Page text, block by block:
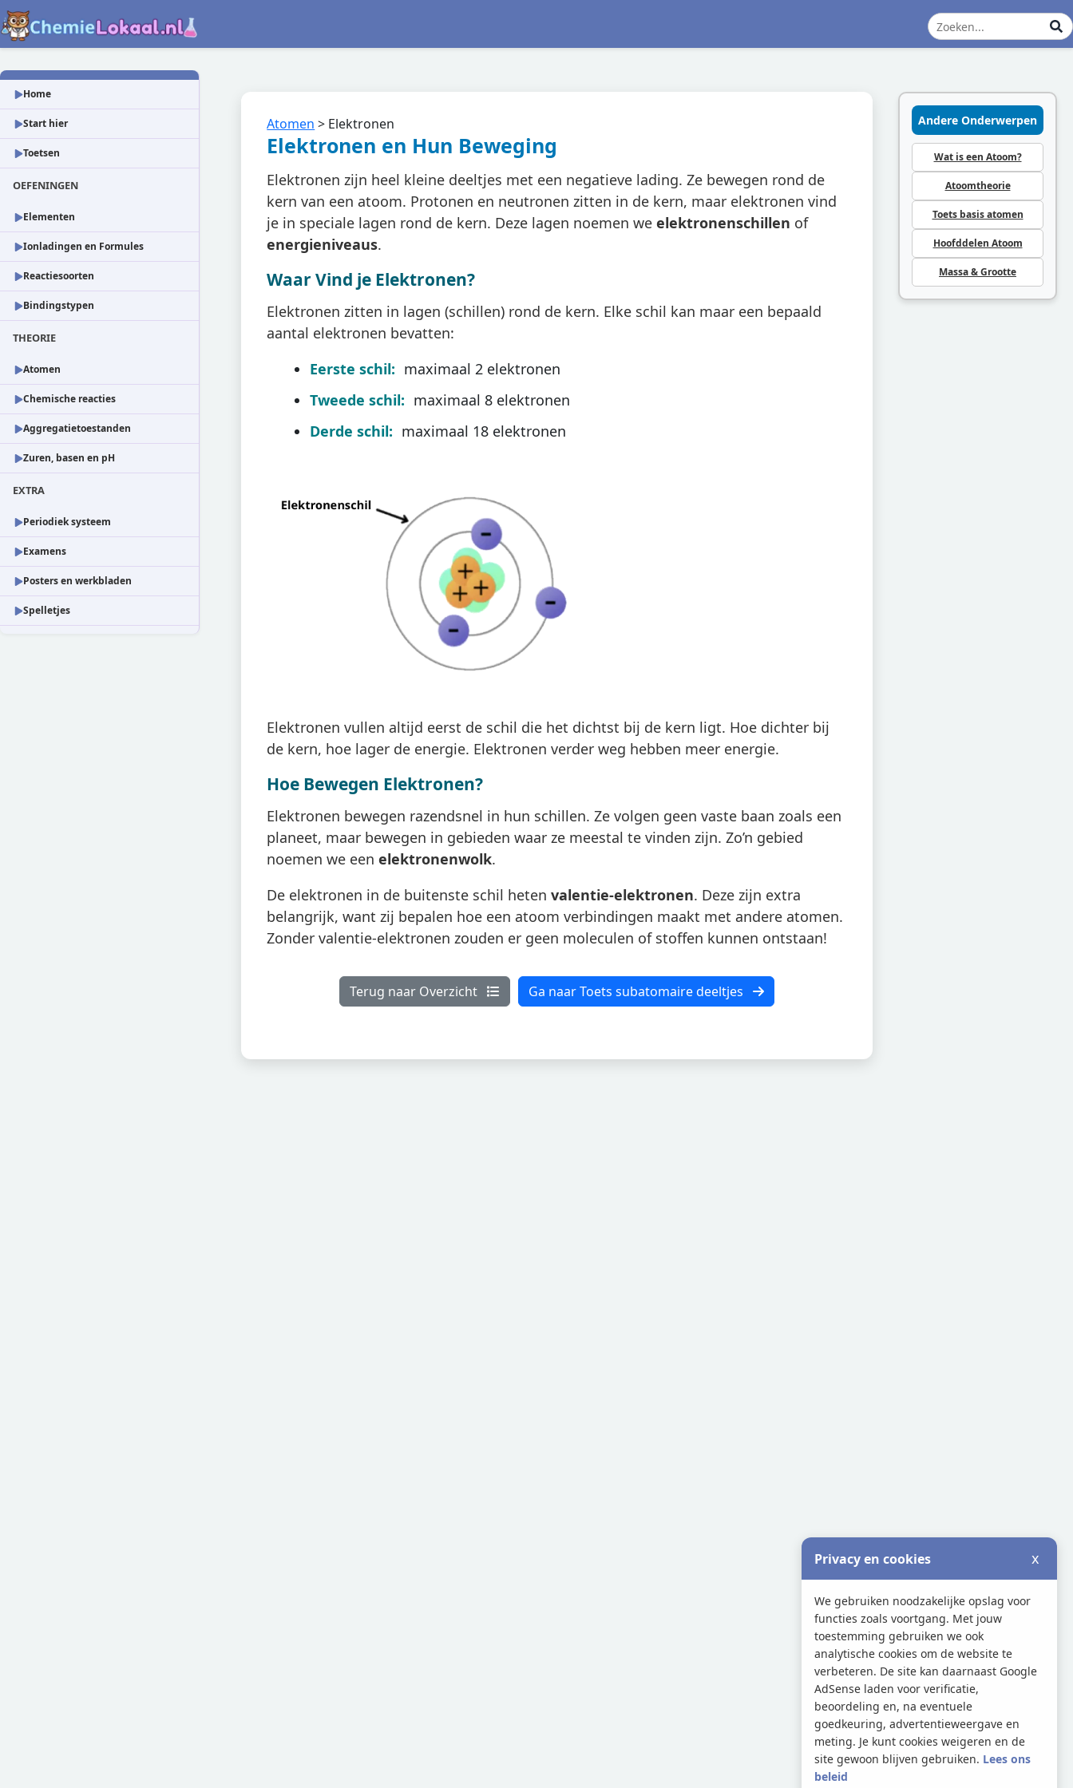
Home
Start hier
Toetsen
OEFENINGEN
Elementen
Ionladingen en Formules
Reactiesoorten
Bindingstypen
THEORIE
Atomen
Chemische reacties
Aggregatietoestanden
Zuren, basen en pH
EXTRA
Periodiek systeem
Examens
Posters en werkbladen
Spelletjes
Atomen > Elektronen
Elektronen en Hun Beweging
Elektronen zijn heel kleine deeltjes met een negatieve lading. Ze bewegen rond de
kern van een atoom. Protonen en neutronen zitten in de kern, maar elektronen vind
je in speciale lagen rond de kern. Deze lagen noemen weelektronenschillen of
energieniveaus.
Waar Vind je Elektronen?
Elektronen zitten in lagen (schillen) rond de kern. Elke schil kan maar een bepaald
aantal elektronen bevatten:
Eerste schil: maximaal 2 elektronen
Tweede schil: maximaal 8 elektronen
Derde schil: maximaal 18 elektronen
Elektronen vullen altijd eerst de schil die het dichtst bij de kern ligt. Hoe dichter bij
de kern, hoe lager de energie. Elektronen verder weg hebben meer energie.
Hoe Bewegen Elektronen?
Elektronen bewegen razendsnel in hun schillen. Ze volgen geen vaste baan zoals een
planeet, maar bewegen in gebieden waar ze meestal te vinden zijn. Zo’n gebied
noemen we een elektronenwolk.
De elektronen in de buitenste schil heten valentie-elektronen. Deze zijn extra
belangrijk, want zij bepalen hoe een atoom verbindingen maakt met andere atomen.
Zonder valentie-elektronen zouden er geen moleculen of stoffen kunnen ontstaan!
Terug naar Overzicht Ga naar Toets subatomaire deeltjes
Andere Onderwerpen
Wat is een Atoom?
Atoomtheorie
Toets basis atomen
Hoofddelen Atoom
Massa & Grootte
Privacy en cookies x
We gebruiken noodzakelijke opslag voor
functies zoals voortgang. Met jouw
toestemming gebruiken we ook
analytische cookies om de website te
verbeteren. De site kan daarnaast Google
AdSense laden voor verificatie,
beoordeling en, na eventuele
goedkeuring, advertentieweergave en
meting. Je kunt cookies weigeren en de
site gewoon blijven gebruiken. Lees ons
beleid